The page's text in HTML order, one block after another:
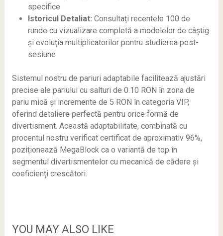
specifice
Istoricul Detaliat: Consultați recentele 100 de
runde cu vizualizare completă a modelelor de câștig
și evoluția multiplicatorilor pentru studierea post-
sesiune
Sistemul nostru de pariuri adaptabile facilitează ajustări
precise ale pariului cu salturi de 0.10 RON în zona de
pariu mică și incremente de 5 RON în categoria VIP,
oferind detaliere perfectă pentru orice formă de
divertisment. Această adaptabilitate, combinată cu
procentul nostru verificat certificat de aproximativ 96%,
poziționează MegaBlock ca o variantă de top în
segmentul divertismentelor cu mecanică de cădere și
coeficienți crescători.
YOU MAY ALSO LIKE